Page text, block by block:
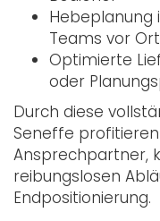
Hebeplanung
Teams vor Ort
Optimierte
oder
Durch diese
Seneffe
Ansprechpartner,
reibungslosen
Endpositionierung.